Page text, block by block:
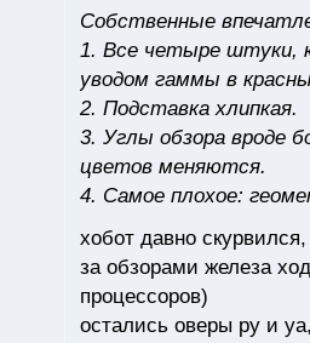
Собственные
1. Все четыре штуки,
уводом гаммы в
2. Подставка хлипкая.
3. Углы обзора вроде
цветов меняются.
4. Самое плохое:
хобот давно
за обзорами железа
процессоров)
остались оверы ру и